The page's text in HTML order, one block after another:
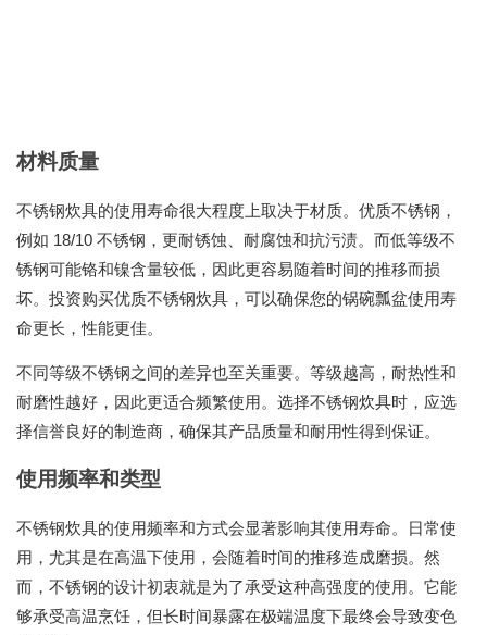
材料质量
不锈钢炊具的使用寿命很大程度上取决于材质。优质不锈钢，
例如 18/10 不锈钢，更耐锈蚀、耐腐蚀和抗污渍。而低等级不
锈钢可能铬和镍含量较低，因此更容易随着时间的推移而损
坏。投资购买优质不锈钢炊具，可以确保您的锅碗瓢盆使用寿
命更长，性能更佳。
不同等级不锈钢之间的差异也至关重要。等级越高，耐热性和
耐磨性越好，因此更适合频繁使用。选择不锈钢炊具时，应选
择信誉良好的制造商，确保其产品质量和耐用性得到保证。
使用频率和类型
不锈钢炊具的使用频率和方式会显著影响其使用寿命。日常使
用，尤其是在高温下使用，会随着时间的推移造成磨损。然
而，不锈钢的设计初衷就是为了承受这种高强度的使用。它能
够承受高温烹饪，但长时间暴露在极端温度下最终会导致变色